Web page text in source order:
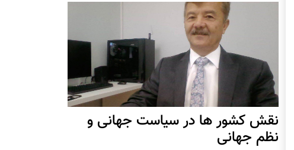
نقش کشور ها در سیاست جهانی و
نظم جهانی